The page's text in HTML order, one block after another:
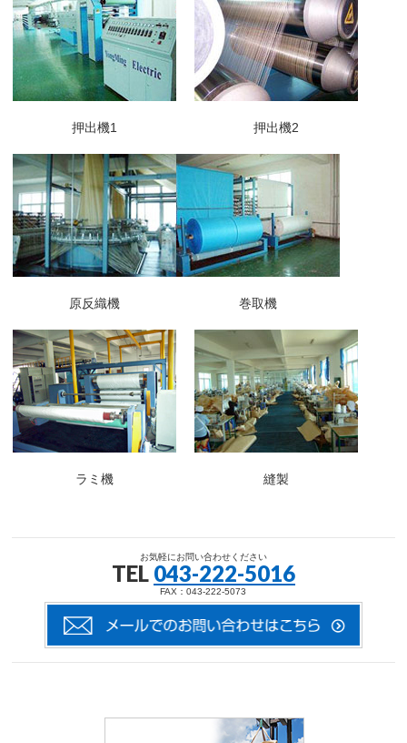
押出機1 押出機2
原反織機 巻取機
ラミ機 縫製
お気軽にお問い合わせください
TEL 043-222-5016
FAX：043-222-5073